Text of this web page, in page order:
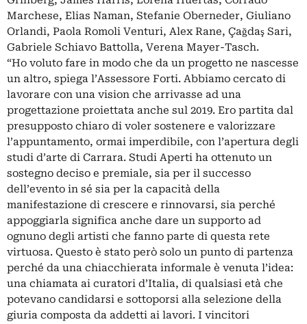
Marchese, Elias Naman, Stefanie Oberneder, Giuliano
Orlandi, Paola Romoli Venturi, Alex Rane, Çağdaş Sari,
Gabriele Schiavo Battolla, Verena Mayer-Tasch.
“Ho voluto fare in modo che da un progetto ne nascesse
un altro, spiega l’Assessore Forti. Abbiamo cercato di
lavorare con una vision che arrivasse ad una
progettazione proiettata anche sul 2019. Ero partita dal
presupposto chiaro di voler sostenere e valorizzare
l’appuntamento, ormai imperdibile, con l’apertura degli
studi d’arte di Carrara. Studi Aperti ha ottenuto un
sostegno deciso e premiale, sia per il successo
dell’evento in sé sia per la capacità della
manifestazione di crescere e rinnovarsi, sia perché
appoggiarla significa anche dare un supporto ad
ognuno degli artisti che fanno parte di questa rete
virtuosa. Questo è stato però solo un punto di partenza
perché da una chiacchierata informale è venuta l’idea:
una chiamata ai curatori d’Italia, di qualsiasi età che
potevano candidarsi e sottoporsi alla selezione della
giuria composta da addetti ai lavori. I vincitori